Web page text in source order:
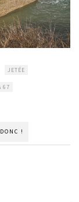
JETÉE
67
!